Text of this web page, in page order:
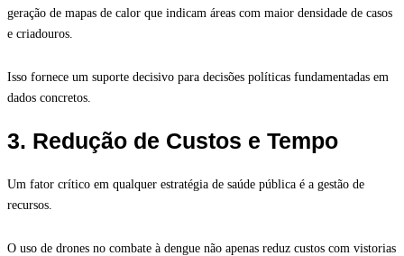
geração de mapas de calor que indicam áreas com maior densidade de casos
e criadouros.
Isso fornece um suporte decisivo para decisões políticas fundamentadas em
dados concretos.
3. Redução de Custos e Tempo
Um fator crítico em qualquer estratégia de saúde pública é a gestão de
recursos.
O uso de drones no combate à dengue não apenas reduz custos com vistorias